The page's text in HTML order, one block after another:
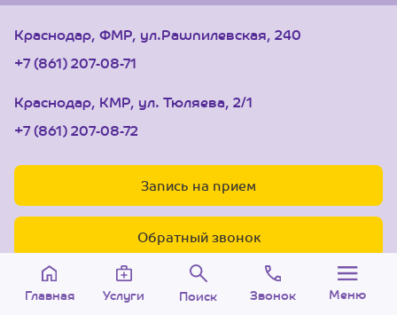
Краснодар, ФМР, ул.Рашпилевская, 240
+7 (861) 207-08-71
Краснодар, КМР, ул. Тюляева, 2/1
+7 (861) 207-08-72
Запись на прием
Обратный звонок
Главная Услуги Поиск Звонок Меню